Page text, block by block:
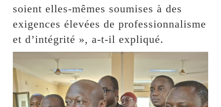
soient elles-mêmes soumises à des
exigences élevées de professionnalisme
et d’intégrité », a-t-il expliqué.